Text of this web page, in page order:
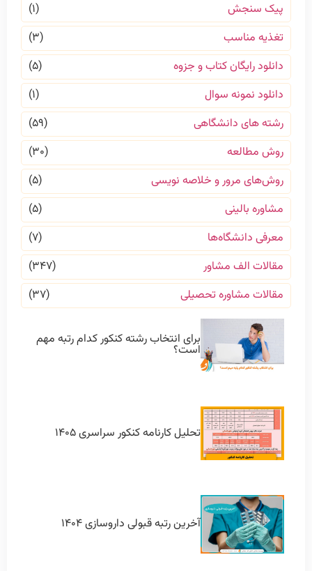
پیک سنجش
(۱)
تغذیه مناسب
(۳)
دانلود رایگان کتاب و جزوه
(۵)
دانلود نمونه سوال
(۱)
رشته های دانشگاهی
(۵۹)
روش مطالعه
(۳۰)
روش‌های مرور و خلاصه نویسی
(۵)
مشاوره بالینی
(۵)
معرفی دانشگاه‌ها
(۷)
مقالات الف مشاور
(۳۴۷)
مقالات مشاوره تحصیلی
(۳۷)
برای انتخاب رشته کنکور کدام رتبه مهم
است؟
تحلیل کارنامه کنکور سراسری ۱۴۰۵
آخرین رتبه قبولی داروسازی ۱۴۰۴